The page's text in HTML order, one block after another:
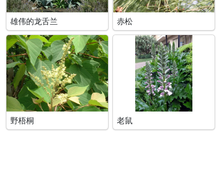
雄伟的龙舌兰 赤松
野梧桐 老鼠